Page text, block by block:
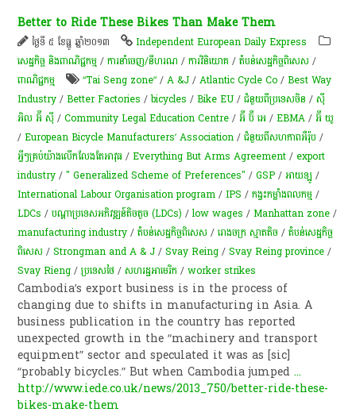
Better to Ride These Bikes Than Make Them
ថ្ងៃទី ៥ ខែធ្នូ ឆ្នាំ២០១៣
Independent European Daily Express
សេដ្ឋកិច្ច និងពាណិជ្ជកម្ម /ការនាំចេញ/នីហរណ /ការវិនិយោគ /តំបន់សេដ្ឋកិច្ចពិសេស /
ពាណិជ្ជកម្ម
“Tai Seng zone” /A &J /Atlantic Cycle Co /Best Way
Industry /Better Factories /bicycles /Bike EU /ជំនួយពីប្រទេសចិន /ស៊ី
អិល អ៊ី ស៊ី /Community Legal Education Centre /អ៊ី ប៊ី អេ /EBMA /អ៊ី យូ
/European Bicycle Manufacturers’ Association /ជំនួយពីសហភាពអឺរ៉ុប /
អ្វីៗ​គ្រប់​យ៉ាង​លើក​លែង​តែ​អាវុធ /Everything But Arms Agreement / export
industry /" Generalized Scheme of Preferences" /GSP /អាយឡូ /
International Labour Organisation program /IPS /កង្វះ​កម្លាំង​ពលកម្ម /
LDCs /បណ្តា​ប្រទេស​អភិវឌ្ឍន៍​តិច​តួច (LDCs) /low wages /Manhattan zone /
manufacturing industry /តំបន់សេដ្ឋកិច្ចពិសេស /រោងចក្រ​ ស្មាត​តិច​ /តំបន់សេដ្ឋកិច្ច
ពិសេស /Strongman and A & J /Svay Reing /Svay Reing province /
Svay Rieng /ប្រទេសថៃ /សហរដ្ឋអាមេរិក /worker strikes
Cambodia’s export business is in the process of
changing due to shifts in manufacturing in Asia. A
business publication in the country has reported
unexpected growth in the “machinery and transport
equipment” sector and speculated it was as [sic]
“probably bicycles.” But when Cambodia jumped...
http://www.iede.co.uk/news/2013_750/better-ride-these-
bikes-make-them